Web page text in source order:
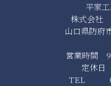
平家
株式会社
山口県防府
営業時間 9
定休
TEL